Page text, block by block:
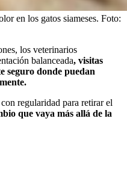
en los gatos siameses. Foto:
los veterinarios
balanceada, visitas
seguro donde puedan
regularidad para retirar el
que vaya más allá de la